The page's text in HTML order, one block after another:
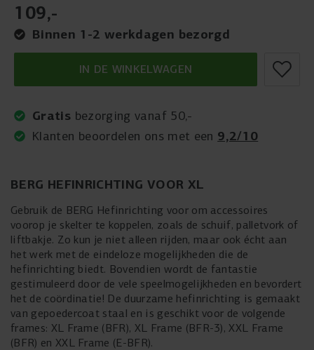
BERG HEFINRICHTING VOOR XL
Gebruik de BERG Hefinrichting voor om accessoires
voorop je skelter te koppelen, zoals de schuif, palletvork of
liftbakje. Zo kun je niet alleen rijden, maar ook écht aan
het werk met de eindeloze mogelijkheden die de
hefinrichting biedt. Bovendien wordt de fantastie
gestimuleerd door de vele speelmogelijkheden en bevordert
het de coördinatie! De duurzame hefinrichting is gemaakt
van gepoedercoat staal en is geschikt voor de volgende
frames: XL Frame (BFR), XL Frame (BFR-3), XXL Frame
(BFR) en XXL Frame (E-BFR).
109,-
Binnen 1-2 werkdagen bezorgd
IN DE WINKELWAGEN
Gratis bezorging vanaf 50,-
Klanten beoordelen ons met een 9,2/10